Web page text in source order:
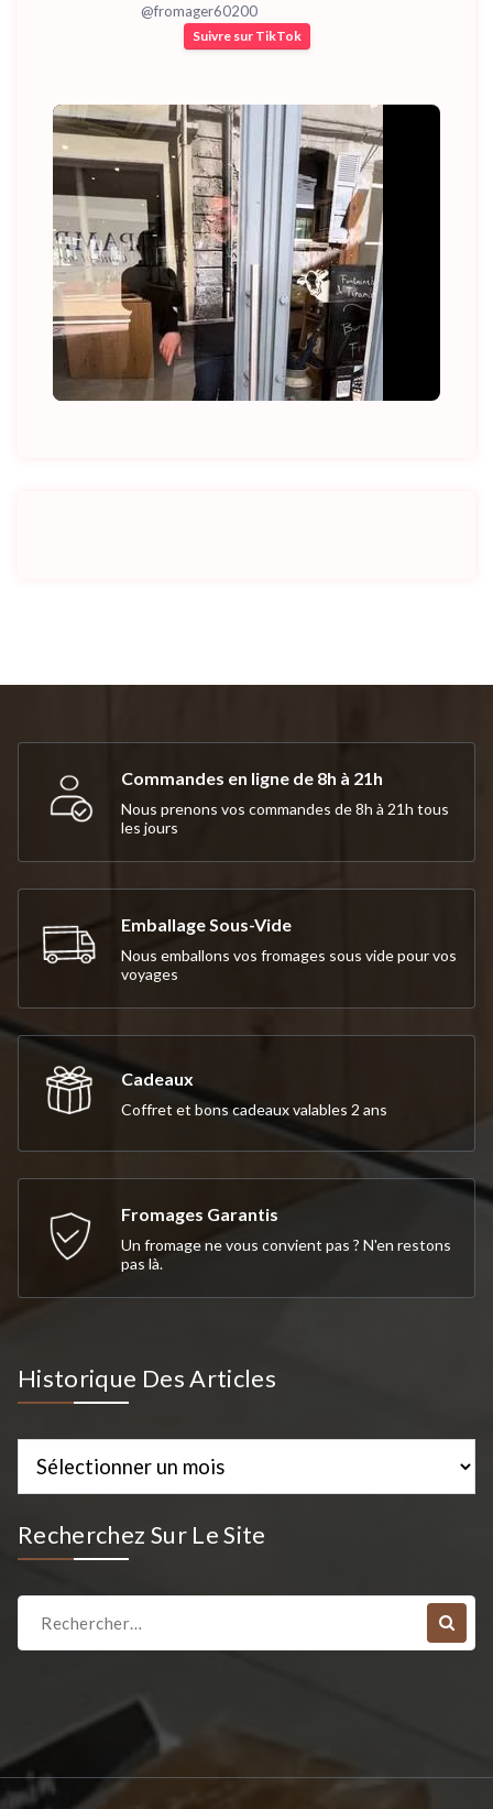
@fromager60200
Suivre sur TikTok
Commandes en ligne de 8h à 21h
Nous prenons vos commandes de 8h à 21h tous
les jours
Emballage Sous-Vide
Nous emballons vos fromages sous vide pour vos
voyages
Cadeaux
Coffret et bons cadeaux valables 2 ans
Fromages Garantis
Un fromage ne vous convient pas ? N'en restons
pas là.
Historique Des Articles
Historique
Recherchez Sur Le Site